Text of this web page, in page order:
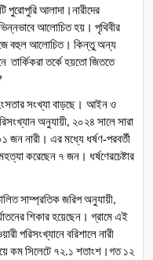
পুরোপুরিআলাদা।নারীদের
আলোচিতহয়। পৃথিবীর
বহুলআলোচিত। কিন্তুঅন্য
তার্কিকরাতর্কেহয়তোজিততে
সংখ্যাবাড়ছে। আইনও
অনুযায়ী, ২০২৪ সালেসারা
জননারী। এরমধ্যেধর্ষণ‑পরবর্তী
করেছেন ৭ জন। ধর্ষণেরচেষ্টার
সাম্প্রতিকজরিপঅনুযায়ী
শিকারহয়েছেন। গ্রামেএই
পরিসংখ্যানেবরিশালেনারী
কমসিলেটে ৭২.১ শতাংশ।গত ১২